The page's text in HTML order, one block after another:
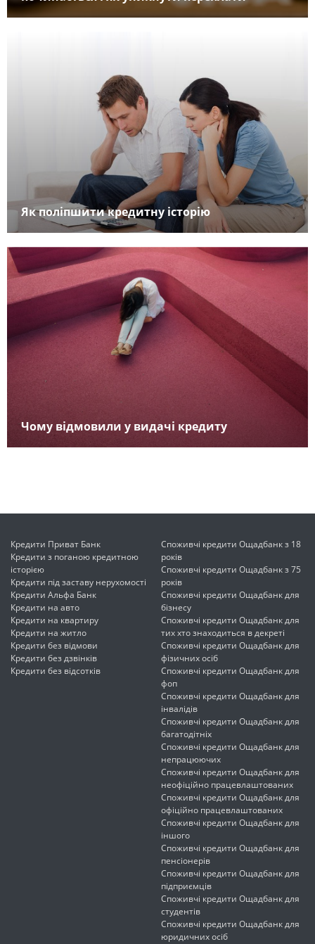
Як поліпшити кредитну історію
Чому відмовили у видачі кредиту
Кредити Приват Банк
Кредити з поганою кредитною
історією
Кредити під заставу нерухомості
Кредити Альфа Банк
Кредити на авто
Кредити на квартиру
Кредити на житло
Кредити без відмови
Кредити без дзвінків
Кредити без відсотків
Споживчі кредити Ощадбанк з 18
років
Споживчі кредити Ощадбанк з 75
років
Споживчі кредити Ощадбанк для
бізнесу
Споживчі кредити Ощадбанк для
тих хто знаходиться в декреті
Споживчі кредити Ощадбанк для
фізичних осіб
Споживчі кредити Ощадбанк для
фоп
Споживчі кредити Ощадбанк для
інвалідів
Споживчі кредити Ощадбанк для
багатодітніх
Споживчі кредити Ощадбанк для
непрацюючих
Споживчі кредити Ощадбанк для
неофіційно працевлаштованих
Споживчі кредити Ощадбанк для
офіційно працевлаштованих
Споживчі кредити Ощадбанк для
іншого
Споживчі кредити Ощадбанк для
пенсіонерів
Споживчі кредити Ощадбанк для
підприємців
Споживчі кредити Ощадбанк для
студентів
Споживчі кредити Ощадбанк для
юридичних осіб